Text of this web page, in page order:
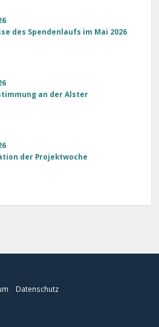
des Spendenlaufs im Mai 2026
an der Alster
der Projektwoche